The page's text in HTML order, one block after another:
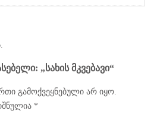
„ᲡᲐᲮᲘᲡ ᲛᲙᲕᲔᲑᲐᲕᲘ“
გამოქვეყნებული არ იყო.
*